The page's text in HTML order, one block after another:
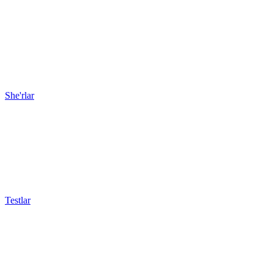
She'rlar
Testlar